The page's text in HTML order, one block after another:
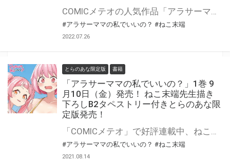
#アラサーママの私でいいの？ #ねこ末端
2022.07.26
とらのあな限定版 書籍
「アラサーママの私でいいの？」1巻 9
月10日（金）発売！ ねこ末端先生描き
下ろしB2タペストリー付きとらのあな限
定版発売！
#アラサーママの私でいいの？ #ねこ末端
2021.08.14